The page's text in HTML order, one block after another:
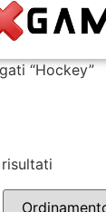
“Hockey”